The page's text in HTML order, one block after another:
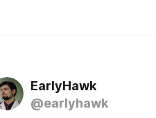
EarlyHawk
@earlyhawk